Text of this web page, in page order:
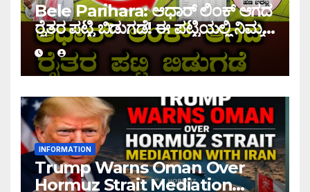
Bele Parihara: ಆಧಾರ್ ಲಿಂಕ್ ಆಗದ
ರೈತರ ಪಟ್ಟಿ ಬಿಡುಗಡೆ! ಈ ಪಟ್ಟಿಯಲ್ಲಿ ನಿಮ್ಮ
ಹೆಸರು ಇದ್ದರೆ ನಿಮಗೆ ಹಣ ಜಮಾ ಆಗಲ್ಲ !
INFORMATION
Trump Warns Oman Over
Hormuz Strait Mediation